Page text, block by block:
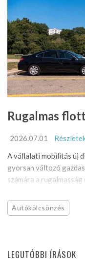
Rugalmas
2026.07.01
A vállalati mobilitás új
gyorsan változó
számára a rugalmasság
Autókölcsönzés
LEGUTÓBBI ÍRÁSOK